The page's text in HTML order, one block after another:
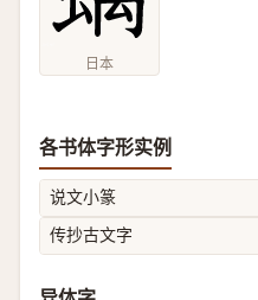
日本
各书体字形实例
说文小篆
传抄古文字